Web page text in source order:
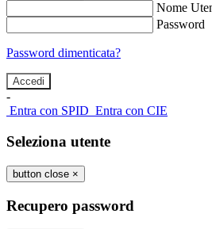
Nome
Password
Password dimenticata?
-
Entra con SPID Entra con CIE
Seleziona utente
button close ×
Recupero password